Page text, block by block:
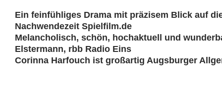
Ein feinfühliges Drama mit präzisem Blick auf
Nachwendezeit Spielfilm.de
Melancholisch, schön, hochaktuell und
Elstermann, rbb Radio Eins
Corinna Harfouch ist großartig Augsburger